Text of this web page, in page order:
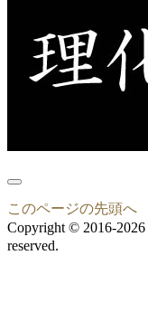
このページの先頭へ
Copyright © 2016-
reserved.